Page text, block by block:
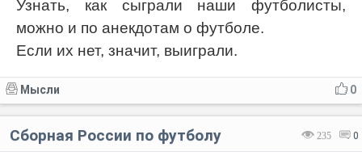
Узнать, как сыграли наши футболисты,
можно и по анекдотам о футболе.
Если их нет, значит, выиграли.
0
Мысли
235 0
Сборная России по футболу